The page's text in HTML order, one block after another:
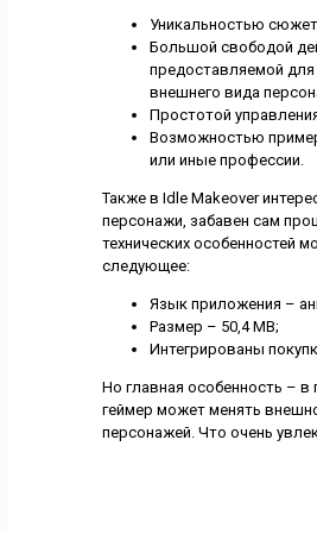
Уникальностью
Большой свободой
предоставляемой для
внешнего вида
Простотой
Возможностью
или иные профессии.
Также в Idle Makeover
персонажи, забавен сам
технических особенностей
следующее:
Язык приложения –
Размер – 50,4 MB;
Интегрированы
Но главная особенность – в
геймер может менять
персонажей. Что очень